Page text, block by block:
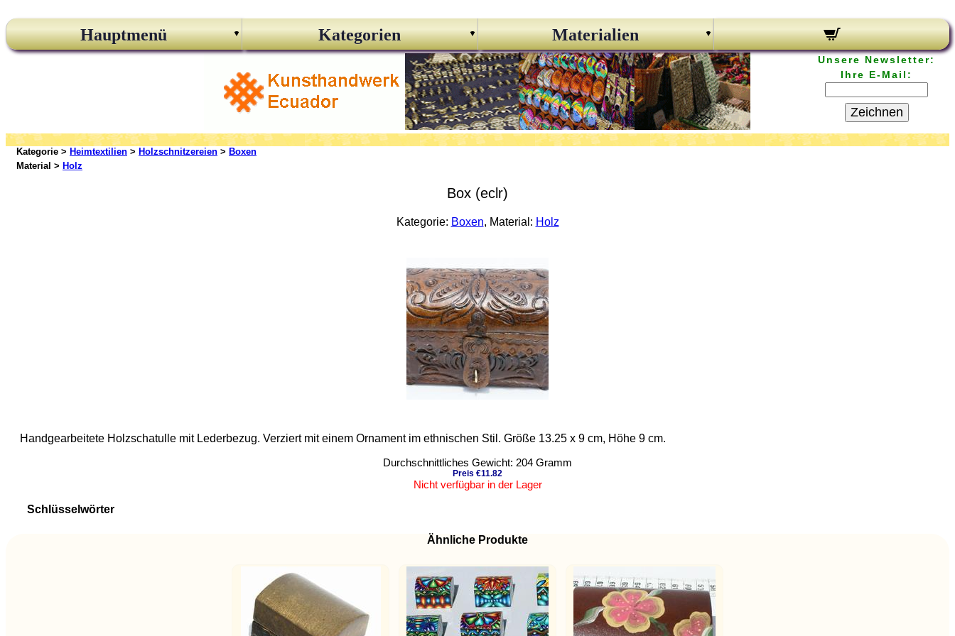
Hauptmenü Kategorien Materialien
Unsere Newsletter:
Ihre E-Mail:
Zeichnen
Kategorie > Heimtextilien > Holzschnitzereien > Boxen
Material > Holz
Box (eclr)
Kategorie: Boxen, Material: Holz
Handgearbeitete Holzschatulle mit Lederbezug. Verziert mit einem Ornament im ethnischen Stil. Größe 13.25 x 9 cm, Höhe 9 cm.
Durchschnittliches Gewicht: 204 Gramm
Preis €11.82
Nicht verfügbar in der Lager
Schlüsselwörter
Ähnliche Produkte